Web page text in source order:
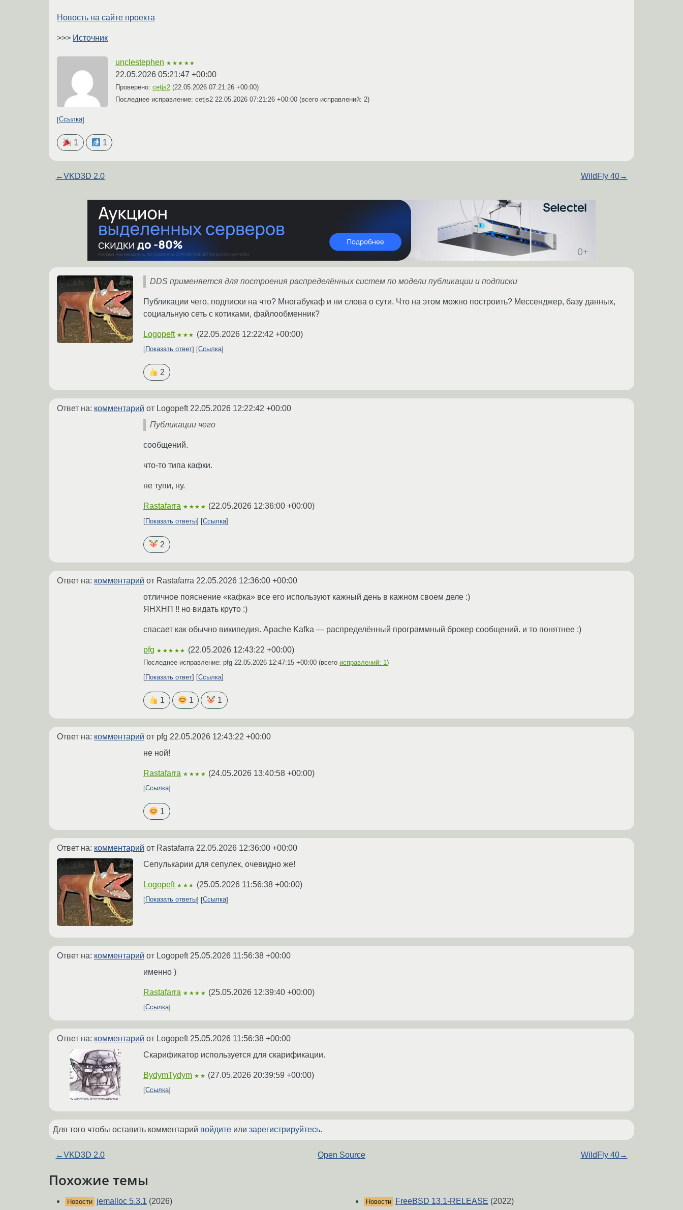
Новость на сайте проекта
>>> Источник
unclestephen ★★★★★
22.05.2026 05:21:47 +00:00
Проверено: cetjs2 (22.05.2026 07:21:26 +00:00)
Последнее исправление: cetjs2 22.05.2026 07:21:26 +00:00 (всего исправлений: 2)
Ссылка
1 1
←VKD3D 2.0 WildFly 40→
DDS применяется для построения распределённых систем по модели публикации и подписки
Публикации чего, подписки на что? Многабукаф и ни слова о сути. Что на этом можно построить? Мессенджер, базу данных,
социальную сеть с котиками, файлообменник?
Logopeft ★★★ (22.05.2026 12:22:42 +00:00)
Показать ответ Ссылка
2
Ответ на: комментарий от Logopeft 22.05.2026 12:22:42 +00:00
Публикации чего
сообщений.
что-то типа кафки.
не тупи, ну.
Rastafarra ★★★★ (22.05.2026 12:36:00 +00:00)
Показать ответы Ссылка
2
Ответ на: комментарий от Rastafarra 22.05.2026 12:36:00 +00:00
отличное пояснение «кафка» все его используют кажный день в кажном своем деле :)
ЯНХНП !! но видать круто :)
спасает как обычно википедия. Apache Kafka — распределённый программный брокер сообщений. и то понятнее :)
pfg ★★★★★ (22.05.2026 12:43:22 +00:00)
Последнее исправление: pfg 22.05.2026 12:47:15 +00:00 (всего исправлений: 1)
Показать ответ
Ссылка
1 1 1
Ответ на: комментарий от pfg 22.05.2026 12:43:22 +00:00
не ной!
Rastafarra ★★★★ (24.05.2026 13:40:58 +00:00)
Ссылка
1
Ответ на: комментарий от Rastafarra 22.05.2026 12:36:00 +00:00
Сепулькарии для сепулек, очевидно же!
Logopeft ★★★ (25.05.2026 11:56:38 +00:00)
Показать ответы Ссылка
Ответ на: комментарий от Logopeft 25.05.2026 11:56:38 +00:00
именно )
Rastafarra ★★★★ (25.05.2026 12:39:40 +00:00)
Ссылка
Ответ на: комментарий от Logopeft 25.05.2026 11:56:38 +00:00
Скарификатор используется для скарификации.
BydymTydym ★★ (27.05.2026 20:39:59 +00:00)
Ссылка
Для того чтобы оставить комментарий войдите или зарегистрируйтесь.
←VKD3D 2.0 Open Source WildFly 40→
Похожие темы
Новости jemalloc 5.3.1 (2026) Новости FreeBSD 13.1-RELEASE (2022)